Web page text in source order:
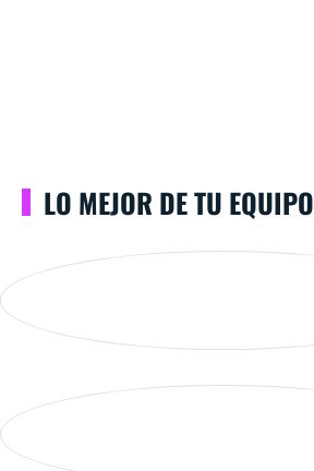
LO MEJOR DE TU EQUIPO